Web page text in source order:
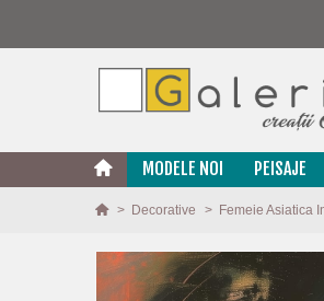
MODELE NOI PEISAJE
> Decorative > Femeie Asiatica